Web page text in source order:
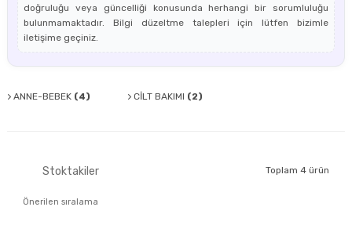
doğruluğu veya güncelliği konusunda herhangi bir sorumluluğu
bulunmamaktadır. Bilgi düzeltme talepleri için lütfen bizimle
iletişime geçiniz.
ANNE-BEBEK (4) CİLT BAKIMI (2)
Stoktakiler Toplam 4 ürün